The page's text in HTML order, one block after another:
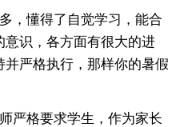
，懂得了自觉学习，能合
识，各方面有很大的进
严格执行，那样你的暑假
严格要求学生，作为家长